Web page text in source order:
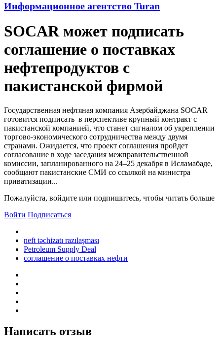
Информационное агентство Turan
SOCAR может подписать
соглашение о поставках
нефтепродуктов с
пакистанской фирмой
Государственная нефтяная компания Азербайджана SOCAR
готовится подписать в перспективе крупный контракт с
пакистанской компанией, что станет сигналом об укреплении
торгово-экономического сотрудничества между двумя
странами. Ожидается, что проект соглашения пройдет
согласование в ходе заседания межправительственной
комиссии, запланированного на 24–25 декабря в Исламабаде,
сообщают пакистанские СМИ со ссылкой на министра
приватизации...
Пожалуйста, войдите или подпишитесь, чтобы читать больше
Войти Подписаться
neft təchizatı razılaşması
Petroleum Supply Deal
соглашение о поставках нефти
Написать отзыв